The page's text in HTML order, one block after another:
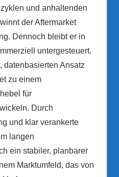
und anhaltenden
der Aftermarket
Dennoch bleibt er in
untergesteuert.
datenbasierten Ansatz
zu einem
für
Durch
und klar verankerte
langen
ein stabiler, planbarer
Marktumfeld, das von